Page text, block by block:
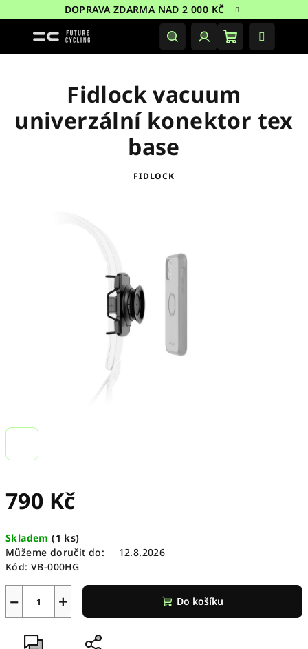
na
DOPRAVA ZDARMA NAD 2 000 KČ
HledatPřihlášeníNákupní
790 Kč
cena:
Skladem(1 ks)
Můžeme doručit do:
12.8.2026
Kód: VB-000HG
+
− Do košíku
Fidlock vacuum
univerzální konektor tex
base
FIDLOCK